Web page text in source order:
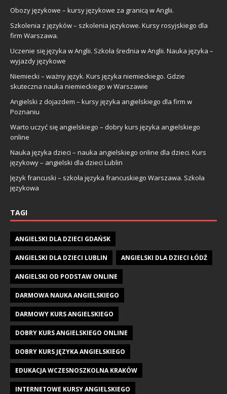
Obozy językowe – kursy językowe za granicą w Anglii.
Szkolenia z języków – szkolenia językowe. Kursy rosyjskiego dla
firm Warszawa.
Uczenie się języka w Anglii. Szkoła średnia w Anglii. Nauka języka –
wyjazdy językowe
Niemiecki – ważny język. Kurs języka niemieckiego. Gdzie
skuteczna nauka niemieckiego w Warszawie
Angielski z dojazdem – kursy języka angielskiego dla firm w
Poznaniu
Warto uczyć się angielskiego – dobry kurs języka angielskiego
online
Nauka języka dzieci – nauka angielskiego online dla dzieci. Kurs
językowy – angielski dla dzieci Lublin
Język francuski – szkoła języka francuskiego Warszawa. Szkoła
językowa
TAGI
ANGIELSKI DLA DZIECI GDAŃSK
ANGIELSKI DLA DZIECI LUBLIN ANGIELSKI DLA DZIECI ŁÓDŹ
ANGIELSKI OD PODSTAW ONLINE
DARMOWA NAUKA ANGIELSKIEGO
DARMOWY KURS ANGIELSKIEGO
DOBRY KURS ANGIELSKIEGO ONLINE
DOBRY KURS JĘZYKA ANGIELSKIEGO
EDUKACJA WCZESNOSZKOLNA KRAKÓW
INTERNETOWE KURSY ANGIELSKIEGO